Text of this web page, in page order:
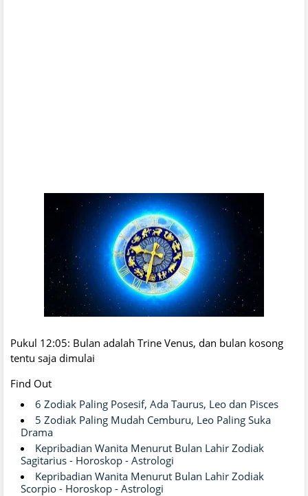
Pukul 12:05: Bulan adalah Trine Venus, dan bulan kosong
tentu saja dimulai
Find Out
6 Zodiak Paling Posesif, Ada Taurus, Leo dan Pisces
5 Zodiak Paling Mudah Cemburu, Leo Paling Suka
Drama
Kepribadian Wanita Menurut Bulan Lahir Zodiak
Sagitarius - Horoskop - Astrologi
Kepribadian Wanita Menurut Bulan Lahir Zodiak
Scorpio - Horoskop - Astrologi